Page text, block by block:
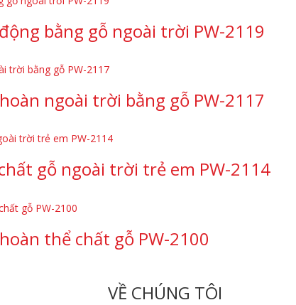
bằng gỗ ngoài trời PW-2119
ngoài trời bằng gỗ PW-2117
gỗ ngoài trời trẻ em PW-2114
thể chất gỗ PW-2100
VỀ CHÚNG TÔI